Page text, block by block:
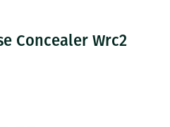
Concealer Wrc2